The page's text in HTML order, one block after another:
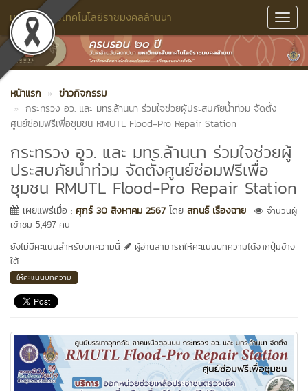
มหาวิทยาลัยเทคโนโลยีราชมงคลล้านนา
หน้าแรก
ข่าวกิจกรรม
กระทรวง อว. และ มทร.ล้านนา ร่วมใจช่วยผู้ประสบภัยน้ำท่วม จัดตั้ง
ศูนย์ซ่อมฟรีเพื่อชุมชน RMUTL Flood-Pro Repair Station
กระทรวง อว. และ มทร.ล้านนา ร่วมใจช่วยผู้
ประสบภัยน้ำท่วม จัดตั้งศูนย์ซ่อมฟรีเพื่อ
ชุมชน RMUTL Flood-Pro Repair Station
เผยแพร่เมื่อ : ศุกร์ 30 สิงหาคม 2567 โดย สกนธ์ เรืองฉาย
จำนวนผู้
เข้าชม 5,497 คน
ยังไม่มีคะแนนสำหรับบทความนี้
ผู้อ่านสามารถให้คะแนนบทความได้จากปุ่มข้าง
ใต้
ให้คะแนนบทความ